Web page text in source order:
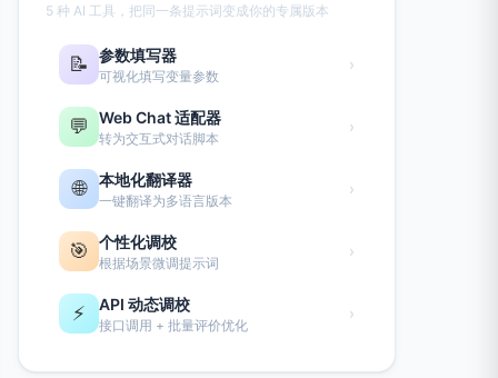
5 种 AI 工具，把同一条提示词变成你的专属版本
📝 参数填写器
可视化填写变量参数
›
💬 Web Chat 适配器
转为交互式对话脚本
›
🌐 本地化翻译器
一键翻译为多语言版本
›
🎯 个性化调校
根据场景微调提示词
›
⚡ API 动态调校
接口调用 + 批量评价优化
›